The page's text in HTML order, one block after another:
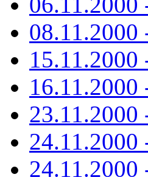
08.11.2000
16.11.2000
23.11.2000
24.11.2000
24.11.2000